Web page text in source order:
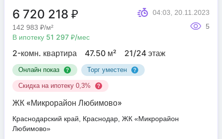
04:03, 20.11.2023
6 720 218 ₽
142 983 ₽/м²
В ипотеку 51 297 ₽/мес
2-комн. квартира 47.50 м² 21/24 этаж
Онлайн показ Торг уместен
Скидка на ипотеку 0,3%
ЖК «Микрорайон Любимово»
Краснодарский край, Краснодар, ЖК «Микрорайон
Любимово»
5